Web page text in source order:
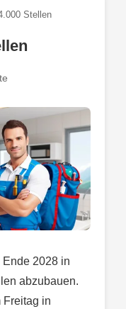
Stellen
Ende 2028 in
abzubauen.
Freitag in